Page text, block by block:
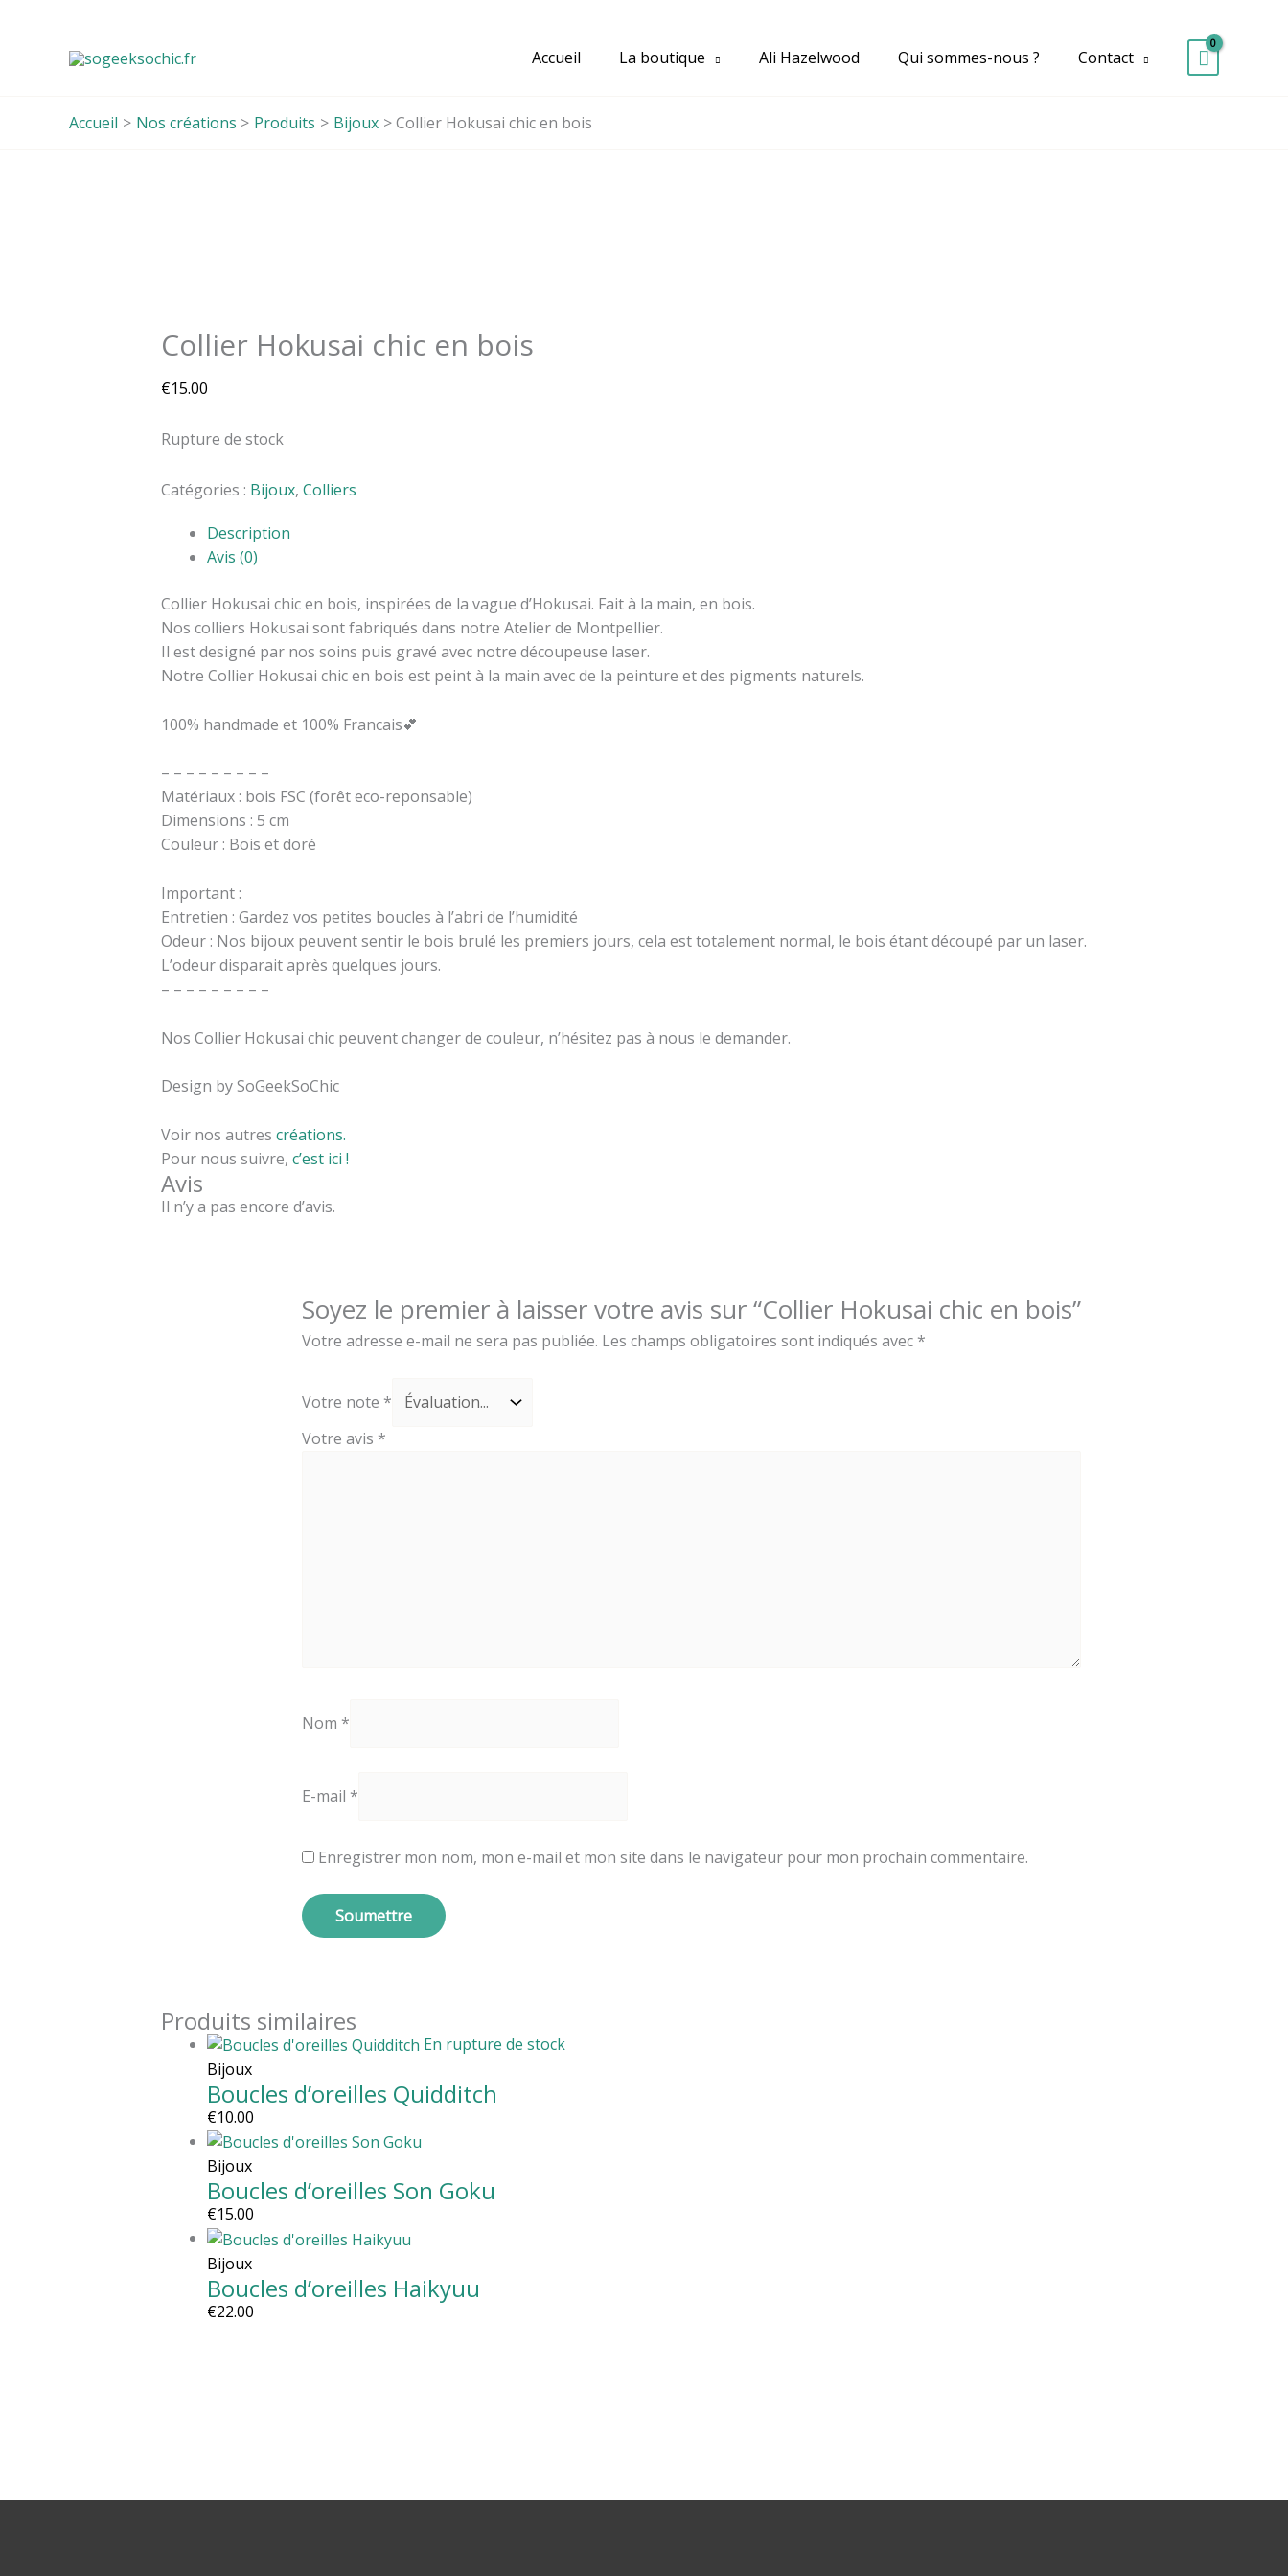
Accueil La boutique Ali Hazelwood Qui sommes-nous ? Contact
Accueil Nos créations Produits Bijoux Collier Hokusai chic en bois
Collier Hokusai chic en bois
€15.00
Rupture de stock
Catégories : Bijoux, Colliers
Description
Avis (0)
Collier Hokusai chic en bois, inspirées de la vague d’Hokusai. Fait à la main, en bois.
Nos colliers Hokusai sont fabriqués dans notre Atelier de Montpellier.
Il est designé par nos soins puis gravé avec notre découpeuse laser.
Notre Collier Hokusai chic en bois est peint à la main avec de la peinture et des pigments naturels.
100% handmade et 100% Francais💕
– – – – – – – – –
Matériaux : bois FSC (forêt eco-reponsable)
Dimensions : 5 cm
Couleur : Bois et doré
Important :
Entretien : Gardez vos petites boucles à l’abri de l’humidité
Odeur : Nos bijoux peuvent sentir le bois brulé les premiers jours, cela est totalement normal, le bois étant découpé par un laser.
L’odeur disparait après quelques jours.
– – – – – – – – –
Nos Collier Hokusai chic peuvent changer de couleur, n’hésitez pas à nous le demander.
Design by SoGeekSoChic
Voir nos autres créations.
Pour nous suivre, c’est ici !
Avis
Il n’y a pas encore d’avis.
Soyez le premier à laisser votre avis sur “Collier Hokusai chic en bois”
Votre adresse e-mail ne sera pas publiée. Les champs obligatoires sont indiqués avec *
Votre note *
Votre avis *
Nom *
E-mail *
Enregistrer mon nom, mon e-mail et mon site dans le navigateur pour mon prochain commentaire.
Produits similaires
En rupture de stock
Bijoux
Boucles d’oreilles Quidditch
€10.00
Bijoux
Boucles d’oreilles Son Goku
€15.00
Bijoux
Boucles d’oreilles Haikyuu
€22.00